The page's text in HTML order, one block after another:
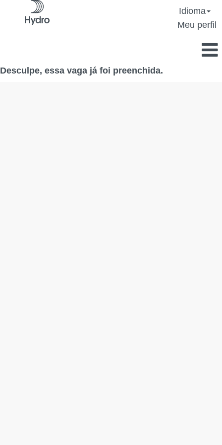
Idioma
Meu perfil
Desculpe, essa vaga já foi preenchida.